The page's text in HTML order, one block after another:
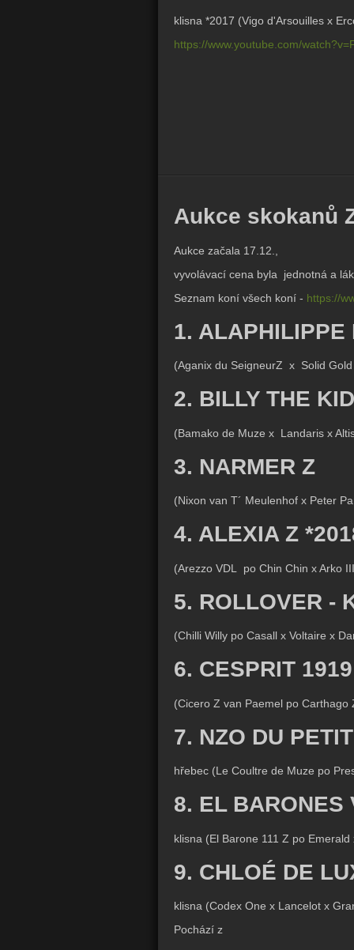
klisna *2017 (Vigo d'Arsouilles x
https://www.youtube.com/
Aukce skokanů
Aukce začala 17.12.,
vyvolávací cena byla jednotná a
Seznam koní všech koní - https://
1. ALAPHILIPPE
(Aganix du SeigneurZ x Solid
2. BILLY THE
(Bamako de Muze x Landaris x
3. NARMER Z
(Nixon van T´ Meulenhof x Peter
4. ALEXIA Z
(Arezzo VDL po Chin Chin x Arko
5. ROLLOVER -
(Chilli Willy po Casall x Voltaire x
6. CESPRIT
(Cicero Z van Paemel po
7. NZO DU
hřebec (Le Coultre de Muze po
8. EL BARONES
klisna (El Barone 111 Z po
9. CHLOÉ DE
klisna (Codex One x Lancelot x
Pochází z